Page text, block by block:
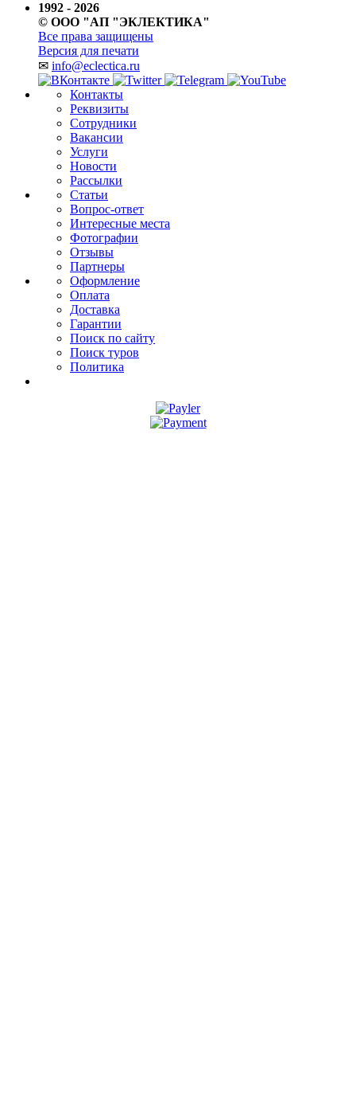
1992 - 2026
© ООО "АП "ЭКЛЕКТИКА"
Все права защищены
Версия для печати
✉ info@eclectica.ru
Контакты
Реквизиты
Сотрудники
Вакансии
Услуги
Новости
Рассылки
Статьи
Вопрос-ответ
Интересные места
Фотографии
Отзывы
Партнеры
Оформление
Оплата
Доставка
Гарантии
Поиск по сайту
Поиск туров
Политика